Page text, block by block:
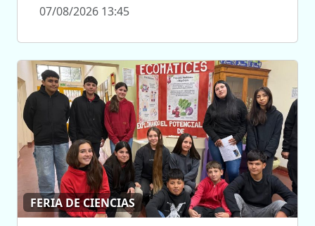
07/08/2026 13:45
FERIA DE CIENCIAS